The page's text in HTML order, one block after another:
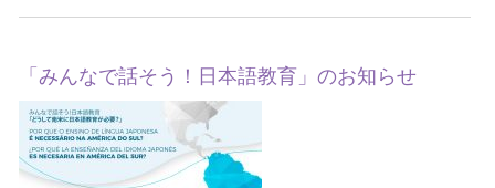
「みんなで話そう！日本語教育」のお知らせ